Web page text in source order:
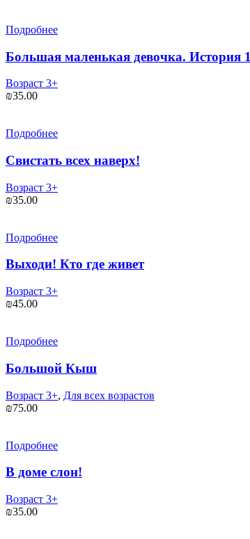
Подробнее
Большая маленькая девочка.
Возраст 3+
₪35.00
Подробнее
Свистать всех наверх!
Возраст 3+
₪35.00
Подробнее
Выходи! Кто где живет
Возраст 3+
₪45.00
Подробнее
Большой Кыш
Возраст 3+, Для всех возрастов
₪75.00
Подробнее
В доме слон!
Возраст 3+
₪35.00